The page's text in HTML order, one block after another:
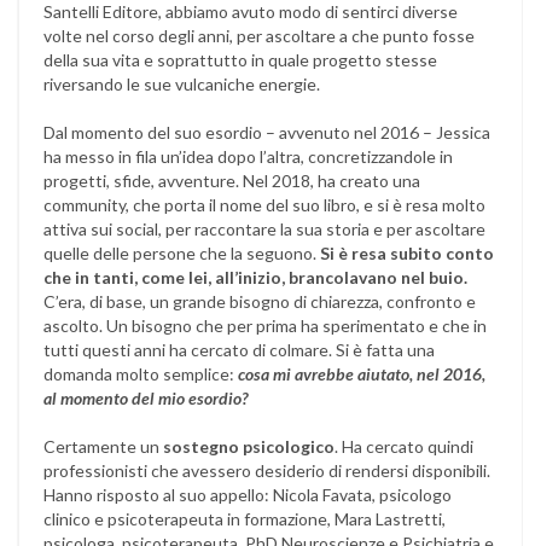
Santelli Editore, abbiamo avuto modo di sentirci diverse
volte nel corso degli anni, per ascoltare a che punto fosse
della sua vita e soprattutto in quale progetto stesse
riversando le sue vulcaniche energie.
Dal momento del suo esordio – avvenuto nel 2016 – Jessica
ha messo in fila un’idea dopo l’altra, concretizzandole in
progetti, sfide, avventure. Nel 2018, ha creato una
community, che porta il nome del suo libro, e si è resa molto
attiva sui social, per raccontare la sua storia e per ascoltare
quelle delle persone che la seguono.Si è resa subito conto
che in tanti, come lei, all’inizio, brancolavano nel buio.
C’era, di base, un grande bisogno di chiarezza, confronto e
ascolto. Un bisogno che per prima ha sperimentato e che in
tutti questi anni ha cercato di colmare. Si è fatta una
domanda molto semplice: cosa mi avrebbe aiutato, nel 2016,
al momento del mio esordio?
Certamente un sostegno psicologico. Ha cercato quindi
professionisti che avessero desiderio di rendersi disponibili.
Hanno risposto al suo appello: Nicola Favata, psicologo
clinico e psicoterapeuta in formazione, Mara Lastretti,